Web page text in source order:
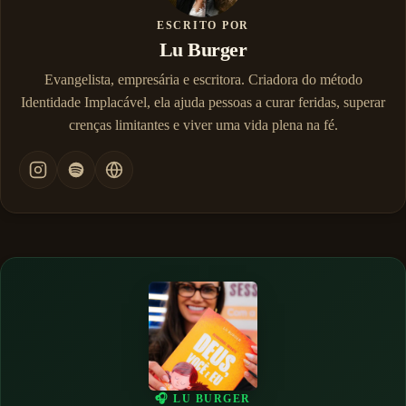
ESCRITO POR
Lu Burger
Evangelista, empresária e escritora. Criadora do método
Identidade Implacável, ela ajuda pessoas a curar feridas, superar
crenças limitantes e viver uma vida plena na fé.
🎧 LU BURGER